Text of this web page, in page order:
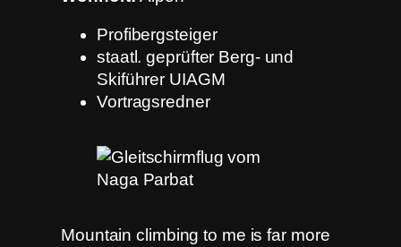
Profibergsteiger
staatl. geprüfter Berg- und
Skiführer UIAGM
Vortragsredner
Mountain climbing to me is far more